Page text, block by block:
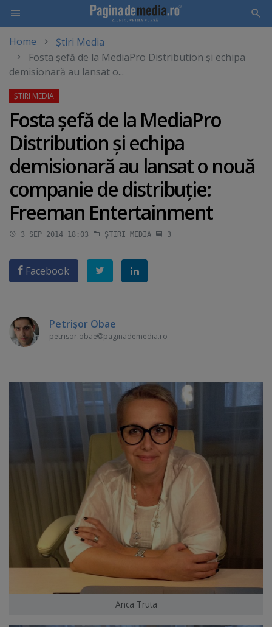
main
content
Home
Știri Media
Fosta şefă de la MediaPro Distribution şi echipa
demisionară au lansat o...
Fosta şefă de la MediaPro
Distribution şi echipa
demisionară au lansat o nouă
companie de distribuţie:
Freeman Entertainment
3 SEP 2014 18:03 ȘTIRI MEDIA 3
Facebook
Petrişor Obae
petrisor.obae paginademedia.ro
Anca Truta